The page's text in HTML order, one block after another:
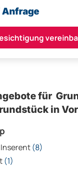
für
in
(8)
(1)
(4)
(1)